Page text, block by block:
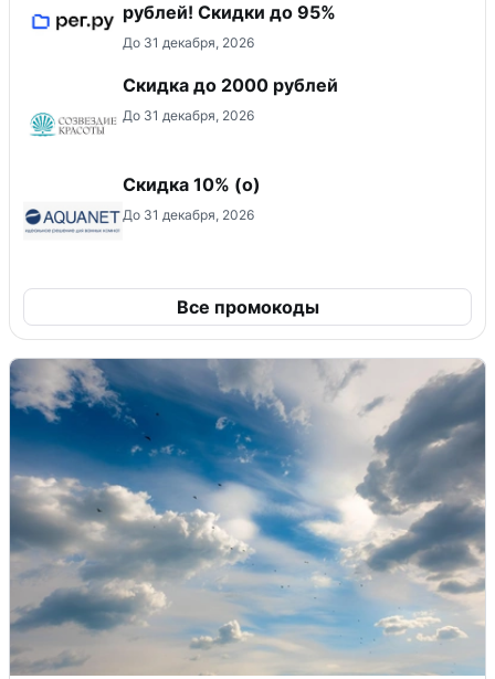
рублей! Скидки до 95%
До 31 декабря, 2026
Скидка до 2000 рублей
До 31 декабря, 2026
Скидка 10% (о)
До 31 декабря, 2026
Все промокоды